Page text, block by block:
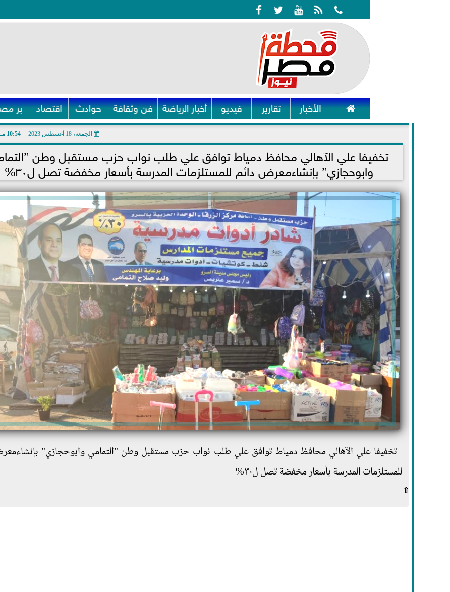
    
 الأخبار تقارير فيديو أخبار الرياضة فن وثقافة حوادث اقتصاد بر
الجمعة، 18 أغسطس 2023 10:54 مـ
تخفيفا علي الآهالي محافظ دمياط توافق علي طلب نواب حزب مستقبل وطن
وابوحجازي” بإنشاءمعرض دائم للمستلزمات المدرسة بأسعار مخفضة تصل ل٣٠%
تخفيفا علي الآهالي محافظ دمياط توافق علي طلب نواب حزب مستقبل وطن "التمامي وابوحجازي"
للمستلزمات المدرسة بأسعار مخفضة تصل ل٣٠%
⇧